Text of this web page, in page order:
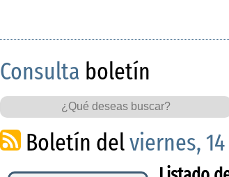
Consulta boletín
Boletín delviernes,